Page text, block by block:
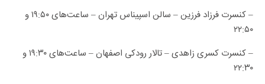
– کنسرت فرزاد فرزین – سالن اسپیناس تهران – ساعت‌های ۱۹:۵۰ و
۲۲:۵۰
– کنسرت کسری زاهدی – تالار رودکی اصفهان – ساعت‌های ۱۹:۳۰ و
۲۲:۳۰